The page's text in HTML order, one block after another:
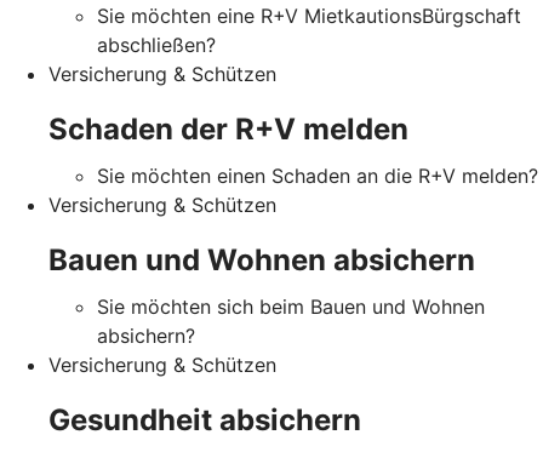
Sie möchten eine R+V MietkautionsBürgschaft
abschließen?
Versicherung & Schützen
Schaden der R+V melden
Sie möchten einen Schaden an die R+V melden?
Versicherung & Schützen
Bauen und Wohnen absichern
Sie möchten sich beim Bauen und Wohnen
absichern?
Versicherung & Schützen
Gesundheit absichern